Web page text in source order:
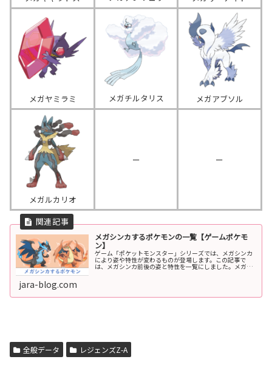
メガヤミラミ メガチルタリス メガアブソル
メガルカリオ
ー ー
メガシンカするポケモンの一覧【ゲームポケモ
ン】
ゲーム「ポケットモンスター」シリーズでは、メガシンカ
により姿や特性が変わるものが登場します。この記事で
は、メガシンカ前後の姿と特性を一覧にしました。メガシ
jara-blog.com
全般データ レジェンズZ-A